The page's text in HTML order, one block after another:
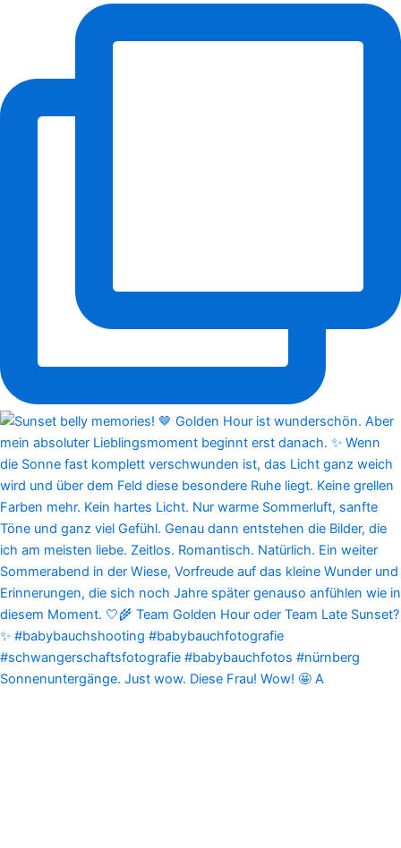
Sonnenuntergänge. Just wow. Diese Frau! Wow! 🤩 A